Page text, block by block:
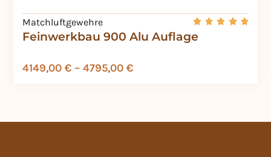
Feinwerkbau 900 Alu Auflage
Matchluftgewehre
4149,00 € – 4795,00 €